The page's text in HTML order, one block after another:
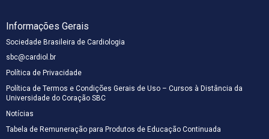
Informações Gerais
Sociedade Brasileira de Cardiologia
sbc@cardiol.br
Política de Privacidade
Política de Termos e Condições Gerais de Uso – Cursos à Distância da
Universidade do Coração SBC
Notícias
Tabela de Remuneração para Produtos de Educação Continuada